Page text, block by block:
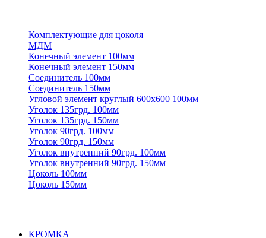
Комплектующие для цоколя
МДМ
Конечный элемент 100мм
Конечный элемент 150мм
Соединитель 100мм
Соединитель 150мм
Угловой элемент круглый 600х600 100мм
Уголок 135грд. 100мм
Уголок 135грд. 150мм
Уголок 90грд. 100мм
Уголок 90грд. 150мм
Уголок внутренний 90грд. 100мм
Уголок внутренний 90грд. 150мм
Цоколь 100мм
Цоколь 150мм
КРОМКА